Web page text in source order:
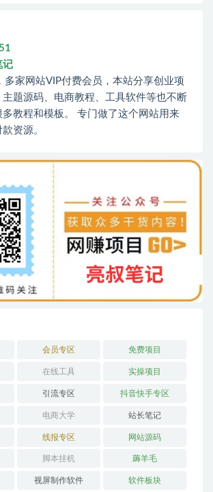
记
多家网站VIP付费会员，本站分享创业项
主题源码、电商教程、工具软件等也不断
多教程和模板。 专门做了这个网站用来
资源。
会员专区 免费项目
在线工具 实操项目
引流专区 抖音快手专区
电商大学 站长笔记
线报专区 网站源码
脚本挂机 薅羊毛
视屏制作软件 软件板块